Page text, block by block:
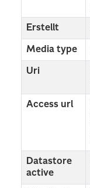
Erstellt
Media type
Uri
Access url
Datastore
active